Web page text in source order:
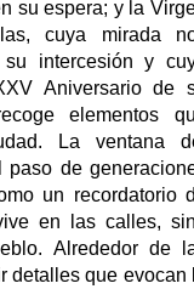
su espera; y la
cuya mirada
intercesión y
Aniversario de
elementos
La ventana
paso de
un recordatorio
en las calles,
Alrededor de
detalles que evocan